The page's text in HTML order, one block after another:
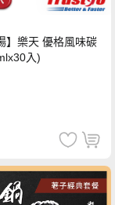
】樂天 優格風味碳
入)